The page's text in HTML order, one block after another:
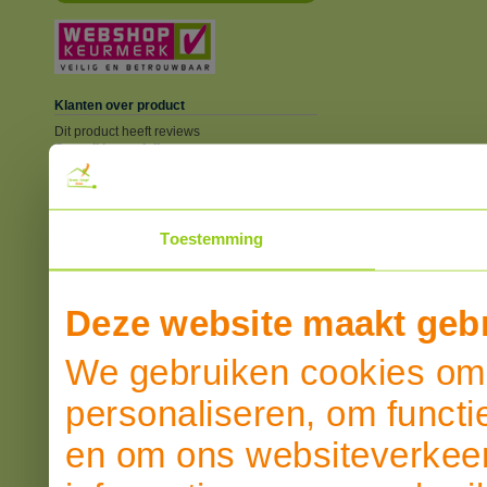
Toestemming
Deze website maakt
We gebruiken cookies
personaliseren, om
en om ons
Klanten over product
Dit product heeft reviews
Overall beoordeling
SCHRIJF EEN REVIEW